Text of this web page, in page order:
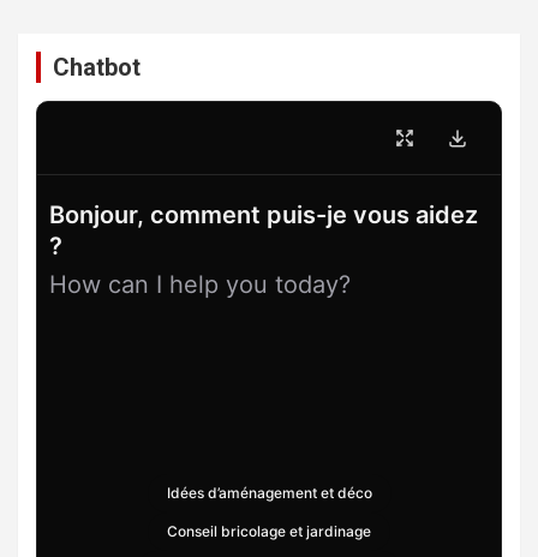
Chatbot
Bonjour, comment puis-je vous aidez
?
How can I help you today?
Idées d’aménagement et déco
Conseil bricolage et jardinage